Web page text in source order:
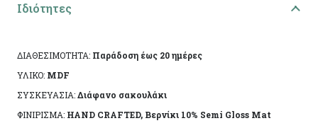
Ειδικά χαρακτηριστικά: Χειροποίητη κατασκευή,
Το αντικείμενο ενδέχεται να φέρει ελάχιστες
αποκλίσεις ανά προϊόν λόγω της χειροποίητης
κατασκευής του. Made in Greece, by Korres Craft
Ιδιότητες
ΔΙΑΘΕΣΙΜΟΤΗΤΑ: Παράδοση έως 20 ημέρες
ΥΛΙΚΟ: MDF
ΣΥΣΚΕΥΑΣΙΑ:Διάφανο σακουλάκι
ΦΙΝΙΡΙΣΜΑ: HAND CRAFTED, Βερνίκι 10% Semi Gloss Mat